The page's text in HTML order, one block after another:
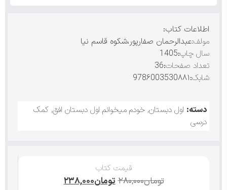
اطلاعات کتاب:
مولف:عبدالرحمان صفارپور،شکوه قاسم نیا
سال چاپ:1405
تعداد صفحات:36
شابک:978۶003530۸۸۱
دسته: اول دبستان, خودم میخوانم اول دبستان افق, کمک
درسی
قیمت کتاب
تومان۲۸۰,۰۰۰تومان۲۳۸,۰۰۰